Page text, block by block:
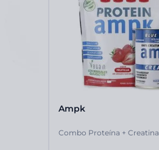
consciente
Ampk
Combo Proteína + Creatina